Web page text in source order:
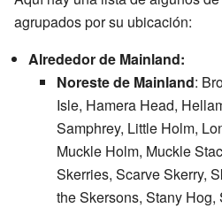
agrupados por su ubicación:
Alrededor de Mainland:
Noreste de Mainland:
Isle, Hamera Head,
Samphrey, Little Holm,
Muckle Holm, Muckle
Skerries, Scarve Skerry,
the Skersons, Stany Hog,